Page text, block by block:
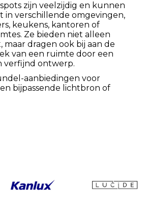
zijn veelzijdig en kunnen
in verschillende omgevingen,
keukens, kantoren of
Ze bieden niet alleen
dragen ook bij aan de
van een ruimte door een
verfijnd ontwerp.
aanbiedingen voor
bijpassende lichtbron of